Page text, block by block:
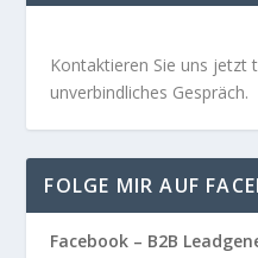
Kontaktieren Sie uns jetzt
unverbindliches Gespräch.
FOLGE MIR AUF
Facebook – B2B